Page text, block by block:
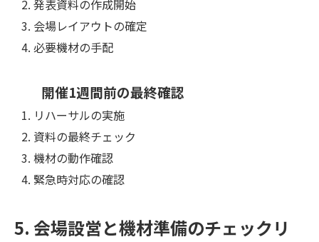
発表資料の作成開始
会場レイアウトの確定
必要機材の手配
開催1週間前の最終確認
リハーサルの実施
資料の最終チェック
機材の動作確認
緊急時対応の確認
5. 会場設営と機材準備のチェックリ